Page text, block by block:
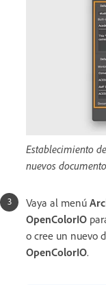
Establecimiento
nuevos
Vaya al menú
OpenColorIO
o cree un nuevo
OpenColorIO.